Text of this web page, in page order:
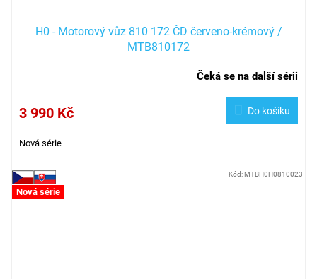
H0 - Motorový vůz 810 172 ČD červeno-krémový /
MTB810172
Čeká se na další sérii
3 990 Kč Do košíku
Nová série
Nová série
Kód:MTBH0H0810023